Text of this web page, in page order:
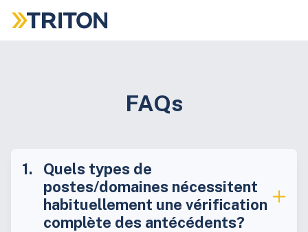
au
FAQs
Quels types de
postes/domaines nécessitent
habituellement une vérification
complète des antécédents?